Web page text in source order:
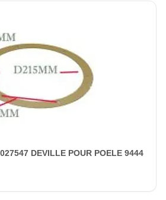
DEVILLE POUR POELE 9444